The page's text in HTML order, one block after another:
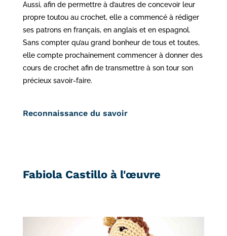
Aussi, afin de permettre à d’autres de concevoir leur
propre toutou au crochet, elle a commencé à rédiger
ses patrons en français, en anglais et en espagnol.
Sans compter qu’au grand bonheur de tous et toutes,
elle compte prochainement commencer à donner des
cours de crochet afin de transmettre à son tour son
précieux savoir-faire.
Reconnaissance du savoir
Fabiola Castillo à l'œuvre